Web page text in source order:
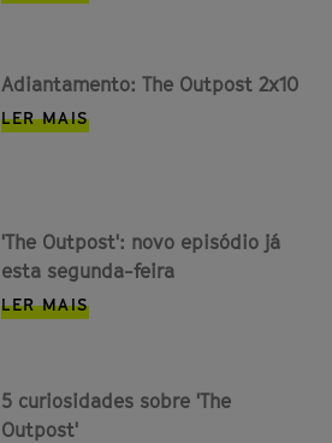
Adiantamento: The Outpost 2x10
LER MAIS
'The Outpost': novo episódio já
esta segunda-feira
LER MAIS
5 curiosidades sobre 'The
Outpost'